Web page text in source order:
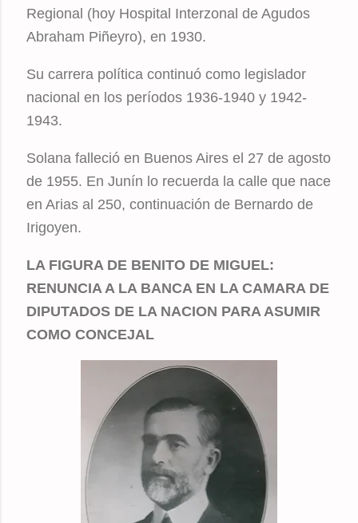
Regional (hoy Hospital Interzonal de Agudos
Abraham Piñeyro), en 1930.
Su carrera política continuó como legislador
nacional en los períodos 1936-1940 y 1942-
1943.
Solana falleció en Buenos Aires el 27 de agosto
de 1955. En Junín lo recuerda la calle que nace
en Arias al 250, continuación de Bernardo de
Irigoyen.
LA FIGURA DE BENITO DE MIGUEL:
RENUNCIA A LA BANCA EN LA CAMARA DE
DIPUTADOS DE LA NACION PARA ASUMIR
COMO CONCEJAL